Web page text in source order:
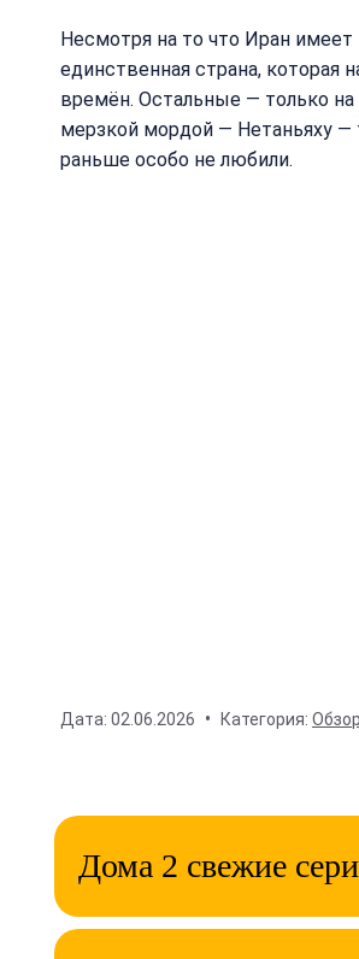
Несмотря на то что Иран
единственная страна, которая
времён. Остальные — только
мерзкой мордой — Нетаньяху —
раньше особо не любили.
Дата: 02.06.2026 Категория:
Дома 2 свежие